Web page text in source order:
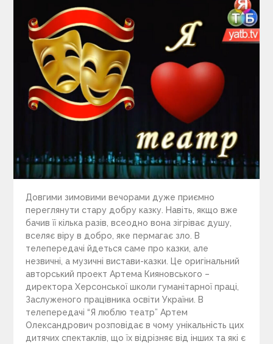
Довгими зимовими вечорами дуже приємно
переглянути стару добру казку. Навіть, якщо вже
бачив її кілька разів, всеодно вона зігріває душу,
вселяє віру в добро, яке пермагає зло. В
телепередачі йдеться саме про казки, але
незвичні, а музичні вистави-казки. Це оригінальний
авторський проект Артема Кияновського –
директора Херсонської школи гуманітарної праці,
Заслуженого працівника освіти України. В
телепередачі “Я люблю театр” Артем
Олександрович розповідає в чому унікальність цих
дитячих спектаклів, що їх відрізняє від інших та які є